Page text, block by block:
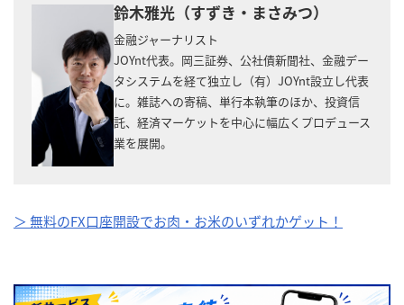
鈴木雅光（すずき・まさみつ）
金融ジャーナリスト
JOYnt代表。岡三証券、公社債新聞社、金融デー
タシステムを経て独立し（有）JOYnt設立し代表
に。雑誌への寄稿、単行本執筆のほか、投資信
託、経済マーケットを中心に幅広くプロデュース
業を展開。
＞ 無料のFX口座開設でお肉・お米のいずれかゲット！